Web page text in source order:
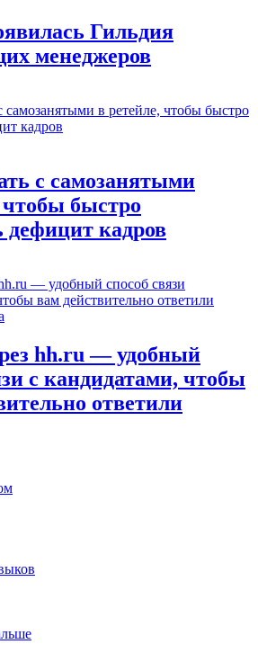
Гильдия
менеджеров
с самозанятыми
чтобы быстро
дефицит кадров
hh.ru — удобный
с кандидатами, чтобы
ответили